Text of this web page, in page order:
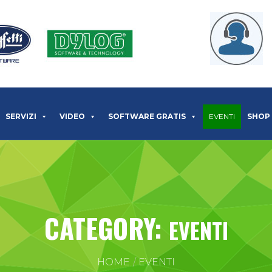
SERVIZI VIDEO SOFTWARE GRATIS EVENTI SHOP
CATEGORY: EVENTI
HOME EVENTI